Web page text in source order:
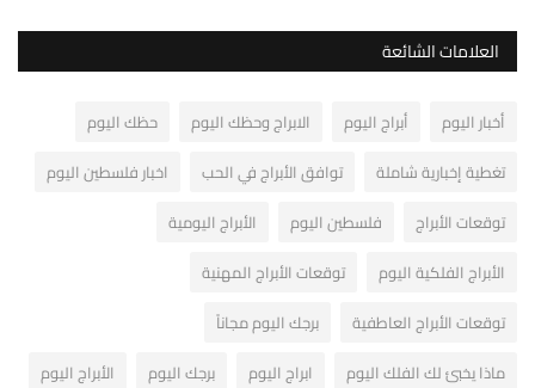
العلامات الشائعة
أخبار اليوم أبراج اليوم الابراج وحظك اليوم
حظك اليوم
تغطية إخبارية شاملة
توافق الأبراج في الحب
اخبار فلسطين اليوم
توقعات الأبراج
فلسطين اليوم
الأبراج اليومية
الأبراج الفلكية اليوم
توقعات الأبراج المهنية
توقعات الأبراج العاطفية
برجك اليوم مجاناً
ماذا يخبئ لك الفلك اليوم
ابراج اليوم برجك اليوم
الأبراج اليوم